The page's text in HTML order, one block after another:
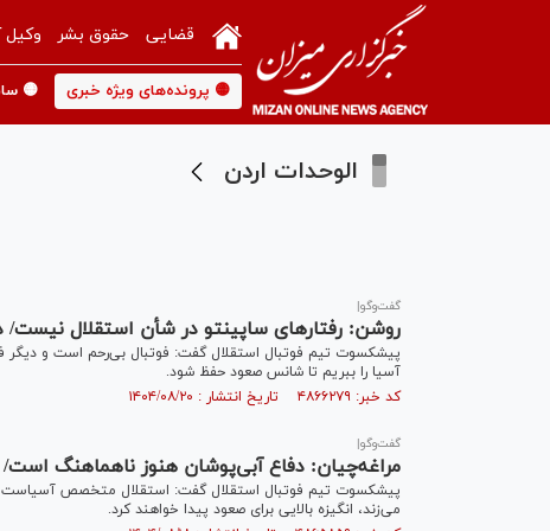
قضایی حقوق بشر وکیل
🟡 پرونده‌های ویژه خبری 🟡
الوحدات اردن
گفت‌و‌گو|
روشن: رفتارهای ساپینتو در شأن استقلال نیست/
آسیا را ببریم تا شانس صعود حفظ شود.
کد خبر: ۴۸۶۶۲۷۹ تاریخ انتشار : ۱۴۰۴/۰۸/۲۰
گفت‌وگو|
مراغه‌چیان: دفاع آبی‌پوشان هنوز ناهماهنگ
پیشکسوت تیم فوتبال استقلال گفت: استقلال متخصص آسیاست و
می‌زند، انگیزه بالایی برای صعود پیدا خواهند کرد.